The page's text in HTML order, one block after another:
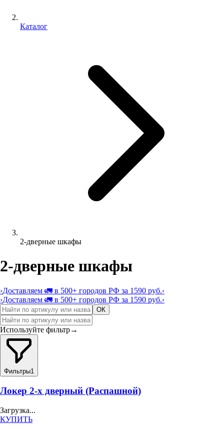
Каталог
2-дверные шкафы
2-дверные шкафы
›Доставляем 🚛 в 500+ городов РФ за 1590 руб.‹
›Доставляем 🚛 в 500+ городов РФ за 1590 руб.‹
ОК
Используйте фильтр→
Фильтры1
Локер 2-х дверный (Распашной)
Загрузка...
КУПИТЬ